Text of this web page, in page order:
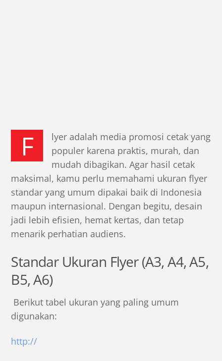
F
lyer adalah media promosi cetak yang
populer karena praktis, murah, dan
mudah dibagikan. Agar hasil cetak
maksimal, kamu perlu memahami ukuran flyer
standar yang umum dipakai baik di Indonesia
maupun internasional. Dengan begitu, desain
jadi lebih efisien, hemat kertas, dan tetap
menarik perhatian audiens.
Standar Ukuran Flyer (A3, A4, A5,
B5, A6)
Berikut tabel ukuran yang paling umum
digunakan:
http://